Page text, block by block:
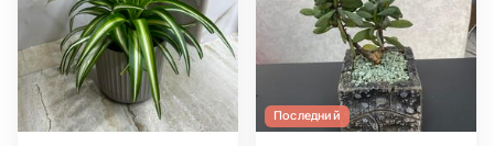
Последний